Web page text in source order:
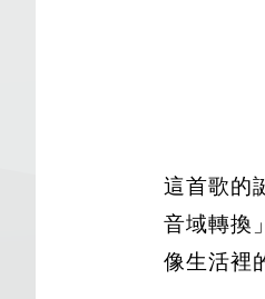
這首歌的
音域轉換
像生活裡